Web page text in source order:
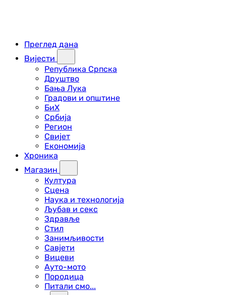
Преглед дана
Вијести
Република Српска
Друштво
Бања Лука
Градови и општине
БиХ
Србија
Регион
Свијет
Економија
Хроника
Магазин
Култура
Сцена
Наука и технологија
Љубав и секс
Здравље
Стил
Занимљивости
Савјети
Вицеви
Ауто-мото
Породица
Питали смо...